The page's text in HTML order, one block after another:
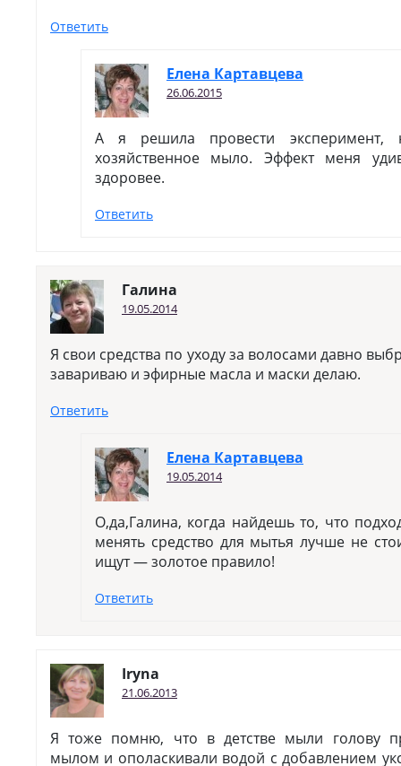
Ответить
Елена Картавцева
26.06.2015
А я решила провести эксперимент,
хозяйственное мыло. Эффект меня
здоровее.
Ответить
Галина
19.05.2014
Я свои средства по уходу за волосами давно
завариваю и эфирные масла и маски делаю.
Ответить
Елена Картавцева
19.05.2014
О,да,Галина, когда найдешь то, что
менять средство для мытья лучше не
ищут — золотое правило!
Ответить
Iryna
21.06.2013
Я тоже помню, что в детстве мыли голову
мылом и ополаскивали водой с добавлением